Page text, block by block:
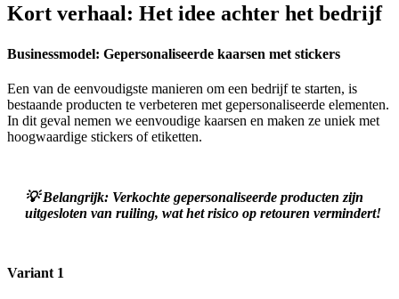
Kort verhaal: Het idee achter het bedrijf
Businessmodel: Gepersonaliseerde kaarsen met stickers
Een van de eenvoudigste manieren om een bedrijf te starten, is
bestaande producten te verbeteren met gepersonaliseerde elementen.
In dit geval nemen we eenvoudige kaarsen en maken ze uniek met
hoogwaardige stickers of etiketten.
💡Belangrijk: Verkochte gepersonaliseerde producten zijn
uitgesloten van ruiling, wat het risico op retouren vermindert!
Variant 1